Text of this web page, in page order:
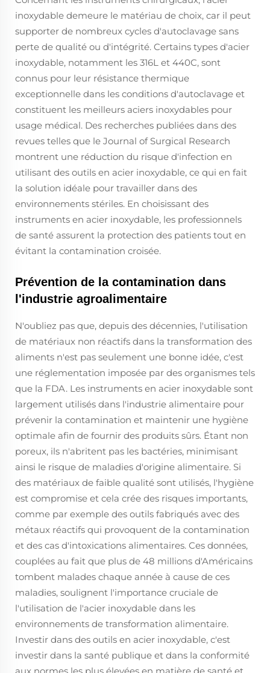
inoxydable demeure le matériau de choix, car il peut
supporter de nombreux cycles d'autoclavage sans
perte de qualité ou d'intégrité. Certains types d'acier
inoxydable, notamment les 316L et 440C, sont
connus pour leur résistance thermique
exceptionnelle dans les conditions d'autoclavage et
constituent les meilleurs aciers inoxydables pour
usage médical. Des recherches publiées dans des
revues telles que le Journal of Surgical Research
montrent une réduction du risque d'infection en
utilisant des outils en acier inoxydable, ce qui en fait
la solution idéale pour travailler dans des
environnements stériles. En choisissant des
instruments en acier inoxydable, les professionnels
de santé assurent la protection des patients tout en
évitant la contamination croisée.
Prévention de la contamination dans
l'industrie agroalimentaire
N'oubliez pas que, depuis des décennies, l'utilisation
de matériaux non réactifs dans la transformation des
aliments n'est pas seulement une bonne idée, c'est
une réglementation imposée par des organismes tels
que la FDA. Les instruments en acier inoxydable sont
largement utilisés dans l'industrie alimentaire pour
prévenir la contamination et maintenir une hygiène
optimale afin de fournir des produits sûrs. Étant non
poreux, ils n'abritent pas les bactéries, minimisant
ainsi le risque de maladies d'origine alimentaire. Si
des matériaux de faible qualité sont utilisés, l'hygiène
est compromise et cela crée des risques importants,
comme par exemple des outils fabriqués avec des
métaux réactifs qui provoquent de la contamination
et des cas d'intoxications alimentaires. Ces données,
couplées au fait que plus de 48 millions d'Américains
tombent malades chaque année à cause de ces
maladies, soulignent l'importance cruciale de
l'utilisation de l'acier inoxydable dans les
environnements de transformation alimentaire.
Investir dans des outils en acier inoxydable, c'est
investir dans la santé publique et dans la conformité